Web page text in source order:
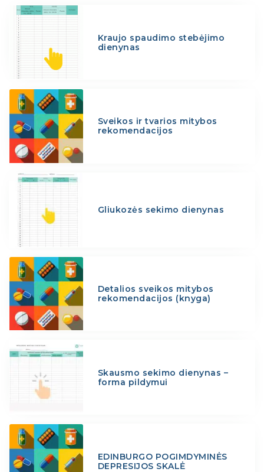
Kraujo spaudimo stebėjimo
dienynas
Sveikos ir tvarios mitybos
rekomendacijos
Gliukozės sekimo dienynas
Detalios sveikos mitybos
rekomendacijos (knyga)
Skausmo sekimo dienynas –
forma pildymui
EDINBURGO POGIMDYMINĖS
DEPRESIJOS SKALĖ